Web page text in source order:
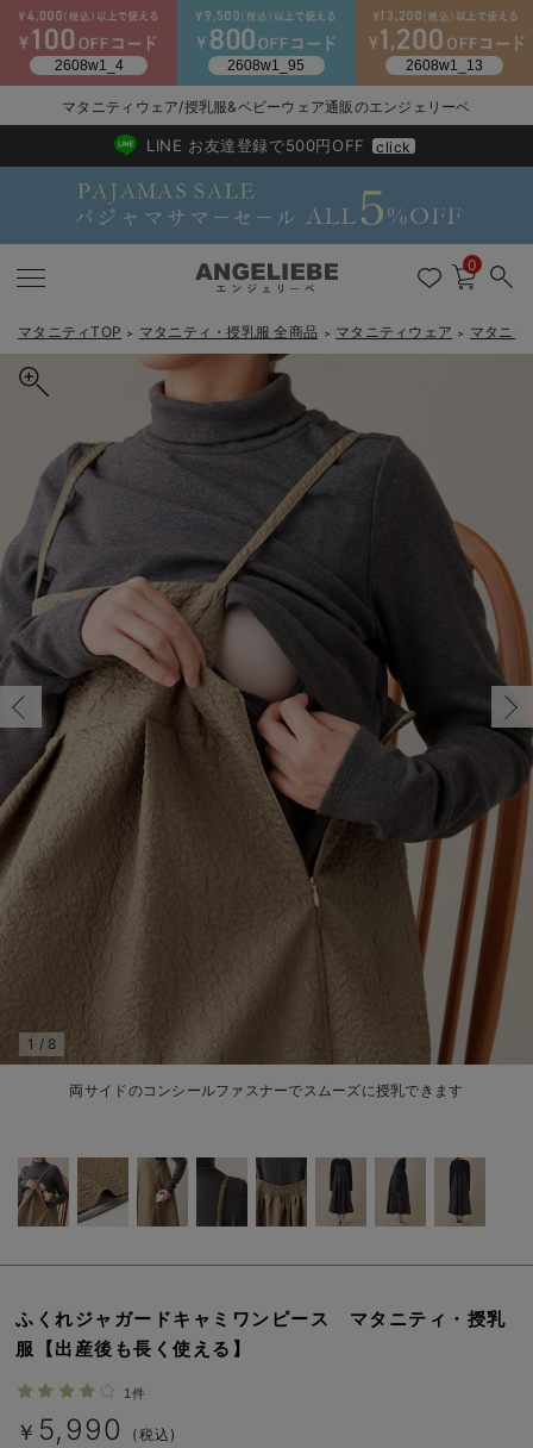
戻る
マタニティウェア全て
マタニティ ワンピース
マタニティ パンツ
マタニティ スカート
マタニティ トップス
マタニティ アウター（コート）・ママコート
戻る
マタニティ 下着・インナー全て
授乳ブラ・マタニティブラ（マタニティインナー・産後用品）
マタニティ ショーツ
妊婦帯・腹帯・産前ガードル
マタニティ 授乳 キャミソール
産褥ショーツ
骨盤・マタニティベルト （妊娠中・産後）
産後 ガードル インナー
マタニティ 腹巻き
戻る
授乳服全て
授乳ワンピース
授乳トップス
戻る
マタニティ フォーマル全て
マタニティ スーツ
マタニティ オフィス 通勤服
マタニティ ドレス（結婚式・お呼ばれ）
マタニティ フォーマル パンツ・ボトムス
戻る
授乳用品全て
妊婦用 抱き枕・授乳クッション
授乳 ケープ
戻る
マタニティレッグウェア全て
マタニティストッキング・タイツ
マタニティレギンス
戻る
マタニティ ボディケア全て
妊娠線クリーム
戻る
アウトレット全て
【アウトレット】ワンピース
【アウトレット】トップス・授乳トップス
【アウトレット】ボトムス
【アウトレット】パジャマ
【アウトレット】インナー
【アウトレット】ベビー
戻る
特集全て
抗菌防臭加工
透け防止
見えてもカワイイ
コットン素材
冷房対策
接触冷感素材
Tシャツブラ
ブラトップ
親子セット
快適機能ウェア特集 ボトムス
快適機能ウェア特集 パジャマ
erbaviva（エルバビーバ）
ハレの日に着るANGELIEBEのセレモニー
買って正解！高評価レビューアイテム
親子コーデ｜ママとベビーにおすすめ！
Gift Selection 出産祝い
戻る
再入荷全て
再入荷｜インナー
再入荷｜アウター
送料無料アイテム全て
ワンピース
パジャマ
インナー
ベビー
ブラキャミ おまとめ
MAX55%OFF ブラックフ
【37周年祭セール】
【37周年祭セール】
【37周年祭セール】
気温差別オススメア
【15℃】3月下旬～
【〜10℃】3月中旬
動きやすく着回しで
涼しくて可愛い「ワ
強撚スムース(コス
マタニティウェア
【おまとめ割】パジ
こだわりの履き心地
カジュアル
ジャケット派
きれいめトップス派
きれいめスカート派
きれいめ美脚パンツ派
ツィード派
王道シンプル派
出産準備応援割全て
マタニティパジャマ
マタニティインナー
【オフィスカジュア
【オフィスカジュア
レギンスタイプ
パンツタイプ
【フォーマル】ワン
【フォーマル】ボト
【フォーマル】トッ
【ベビー】長袖
【ベビー】半袖
【ベビー】グッズ
ハンカチ
2WAYオール
セット
快適ウェア10%OFF
快適ウェア10%OFF
春のマタニティワン
セットアップ・ レイ
Aライン ・フレアワ
Iライン ・タイトシ
ジャンパースカート/
ワーク・オフィス
カジュアル
フォーマル / オケー
あったかアイテム｜
Gift Selection 出産
〜3,000円（税込）
〜5,000円（税込）
〜10,000円（税込）
10,001円（税込）〜
女の子におススメの
男の子におススメの
もらって嬉しいギフト
かわいくておもしろ
何枚あっても嬉しい
長く使えるアイテム
お部屋映えアイテム
冬の冷え対策インナ
薄くてあったか
腹巻・ひざ上パンツ
保温&リカバリー
レギンス・タイツ
カップ付きインナー
裏起毛素材
入院準備の持ち物チ
入院してすぐ使うグ
赤ちゃんへ使うもの
産後に使うグッズ
冬のあったか特集全て
【冬のあったか特集
【冬のあったか特集
【冬のあったか特集
【冬のあったか特集
マタニティウェア/授乳服&ベビーウェア通販のエンジェリーベ
2026/NewArrival
送料495円(一部地域を除く) 7,700円以上で送料無料
LINE お友達登録で500円OFF click
0
マタニティTOP ＞ マタニティ・授乳服 全商品 ＞ マタニティウェア ＞ マタニテ
両サイドのコンシールファスナーでスムーズに授乳できます
1 / 8
ふくれジャガードキャミワンピース マタニティ・授乳
服【出産後も長く使える】
1件
￥ 5,990 (税込)